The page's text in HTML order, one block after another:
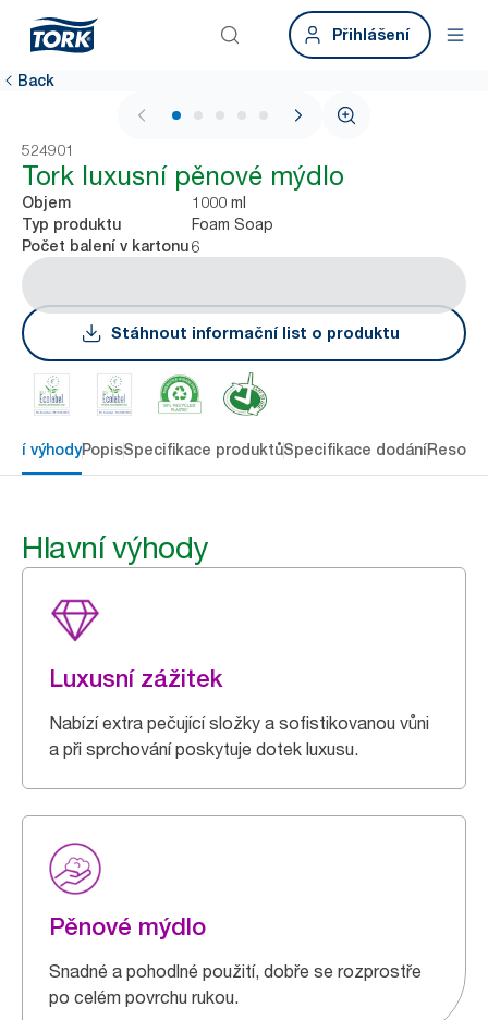
Přihlášení
Back
1 / 6
524901
Tork luxusní pěnové mýdlo
Objem 1000 ml
Typ produktu Foam Soap
Počet balení v kartonu6
Stáhnout informační list o produktu
výhodyPopisSpecifikace produktůSpecifikace dodání
Hlavní výhody
Luxusní zážitek
Nabízí extra pečující složky a sofistikovanou vůni
a při sprchování poskytuje dotek luxusu.
Pěnové mýdlo
Snadné a pohodlné použití, dobře se rozprostře
po celém povrchu rukou.